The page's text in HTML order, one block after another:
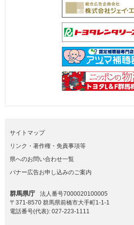
サイトマップ
リンク・著作権・免責事項等
県へのお問い合わせ一覧
バナー広告お申し込みのご案内
群馬県庁
法人番号7000020100005
〒371-8570 群馬県前橋市大手町1-1-1
電話番号(代表): 027-223-1111